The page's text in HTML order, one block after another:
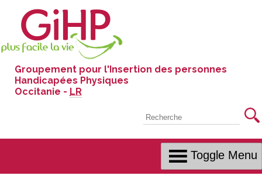
Groupement pour l'Insertion des personnes
Handicapées Physiques
Occitanie - LR
Recherche
Toggle Menu